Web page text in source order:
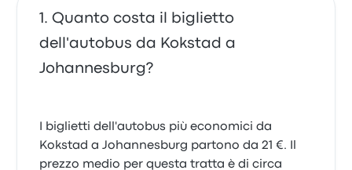
Quanto costa il biglietto
dell'autobus da Kokstad a
Johannesburg?
I biglietti dell'autobus più economici da
Kokstad a Johannesburg partono da 21 €. Il
prezzo medio per questa tratta è di circa